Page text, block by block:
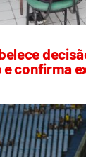
confirma